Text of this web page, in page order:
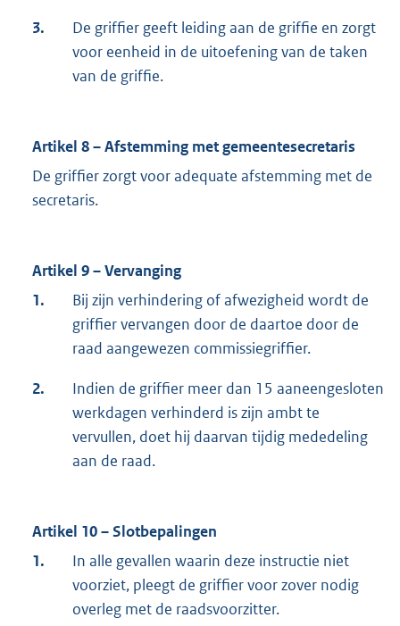
3.
De griffier geeft leiding aan de griffie en zorgt
voor eenheid in de uitoefening van de taken
van de griffie.
Artikel 8 – Afstemming met gemeentesecretaris
De griffier zorgt voor adequate afstemming met de
secretaris.
Artikel 9 – Vervanging
1.
Bij zijn verhindering of afwezigheid wordt de
griffier vervangen door de daartoe door de
raad aangewezen commissiegriffier.
2.
Indien de griffier meer dan 15 aaneengesloten
werkdagen verhinderd is zijn ambt te
vervullen, doet hij daarvan tijdig mededeling
aan de raad.
Artikel 10 – Slotbepalingen
1.
In alle gevallen waarin deze instructie niet
voorziet, pleegt de griffier voor zover nodig
overleg met de raadsvoorzitter.